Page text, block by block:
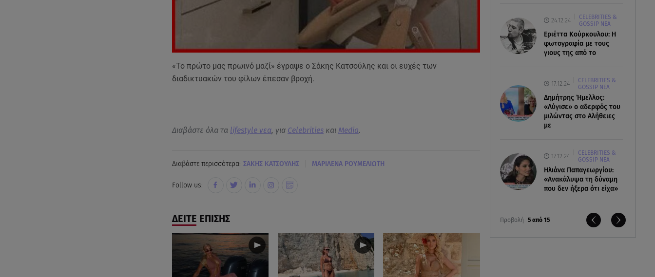
24.12.24
CELEBRITIES &
GOSSIP ΝΕΑ
Εριέττα Κούρκουλου: Η
φωτογραφία με τους
γιους της από το
17.12.24
CELEBRITIES &
GOSSIP ΝΕΑ
Δημήτρης Ήμελλος:
«Λύγισε» ο αδερφός του
μιλώντας στο Αλήθειες
με
17.12.24
CELEBRITIES &
GOSSIP ΝΕΑ
Ηλιάνα Παπαγεωργίου:
«Ανακάλυψα τη δύναμη
που δεν ήξερα ότι είχα»
Προβολή 5 από 15
«Το πρώτο μας πρωινό μαζί» έγραψε ο Σάκης Κατσούλης και οι ευχές των
διαδικτυακών του φίλων έπεσαν βροχή.
Διαβάστε όλα τα lifestyle νεα, για Celebritiesκαι Media.
Διαβάστε περισσότερα: ΣΑΚΗΣ ΚΑΤΣΟΥΛΗΣ MΑΡΙΛΕΝΑ ΡΟΥΜΕΛΙΩΤΗ
Follow us:
ΔΕΙΤΕ ΕΠΙΣΗΣ